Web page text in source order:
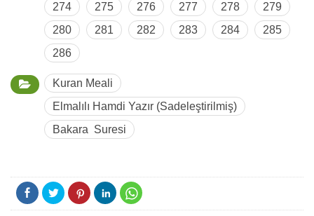
274 275 276 277 278
279
280
281 282 283 284
285
286
Kuran Meali
Elmalılı Hamdi Yazır (Sadeleştirilmiş)
Bakara Suresi